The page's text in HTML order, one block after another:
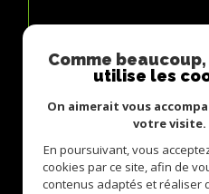
Comme
utilise les
On aimerait vous
votre visite.
En poursuivant, vous
cookies par ce site, afin de
contenus adaptés et réaliser